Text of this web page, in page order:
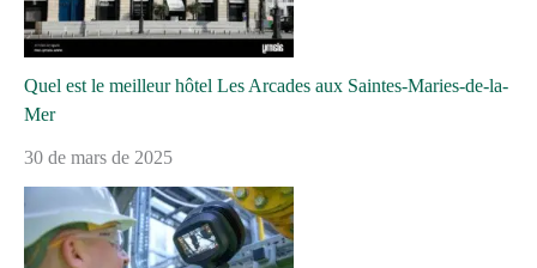
Quel est le meilleur hôtel Les Arcades aux Saintes-Maries-de-la-
Mer
30 de mars de 2025